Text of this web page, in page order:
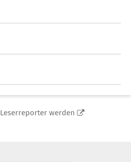
Leserreporter werden